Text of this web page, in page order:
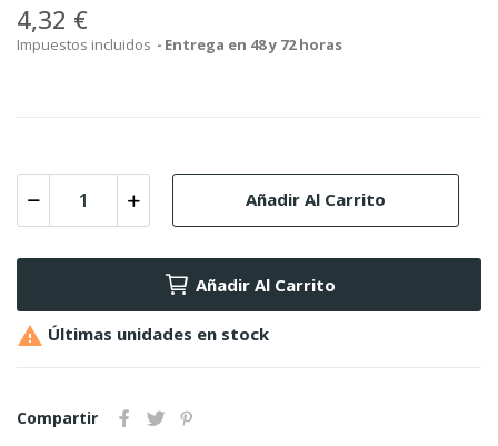
4,32 €
Impuestos incluidos Entrega en 48 y 72 horas
Añadir Al Carrito
Añadir Al Carrito
 Últimas unidades en stock
Compartir